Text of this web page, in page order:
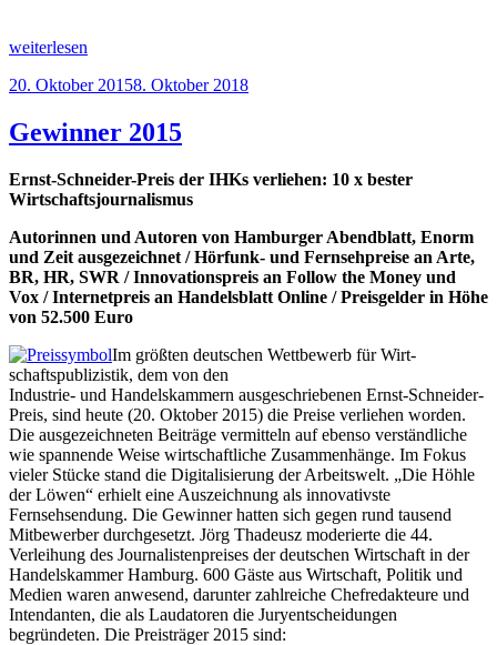
„Gewinner
weiterlesen
Veröffentlicht
20. Oktober 20158. Oktober 2018
Gewinner 2015
Ernst-Schneider-Preis der IHKs verliehen: 10 x bester
Wirtschaftsjournalismus
Autorinnen und Autoren von Hamburger Abendblatt, Enorm
und Zeit ausgezeichnet / Hör­funk- und Fernsehpreise an Arte,
BR, HR, SWR / Innovationspreis an Follow the Money und
Vox / Internetpreis an Handelsblatt Online / Preisgelder in Höhe
von 52.500 Euro
Im größten deutschen Wettbewerb für Wirt­
schaftspubli­zistik, dem von den
Industrie- und Handelskammern ausgeschriebenen Ernst-Schneider-
Preis, sind heute (20. Oktober 2015) die Preise ver­lie­hen worden.
Die ausgezeichneten Beiträge vermitteln auf ebenso verständliche
wie spannende Weise wirtschaftliche Zusammenhänge. Im Fokus
vieler Stücke stand die Digitalisierung der Arbeitswelt. „Die Höhle
der Löwen“ erhielt eine Auszeichnung als innovativste
Fernsehsendung. Die Gewinner hatten sich gegen rund tausend
Mitbewerber durchgesetzt. Jörg Thadeusz moderierte die 44.
Verleihung des Journalistenpreises der deutschen Wirtschaft in der
Handelskammer Hamburg. 600 Gäste aus Wirtschaft, Politik und
Medien waren anwesend, darunter zahlreiche Chefredakteure und
Intendanten, die als Laudatoren die Juryentscheidungen
begründeten. Die Preisträger 2015 sind: